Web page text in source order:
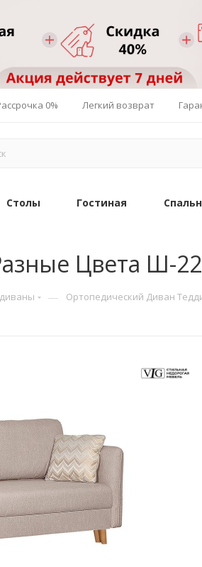
0% Легкий возврат
Столы Гостиная
Цвета Ш-
— Ортопедический Диван